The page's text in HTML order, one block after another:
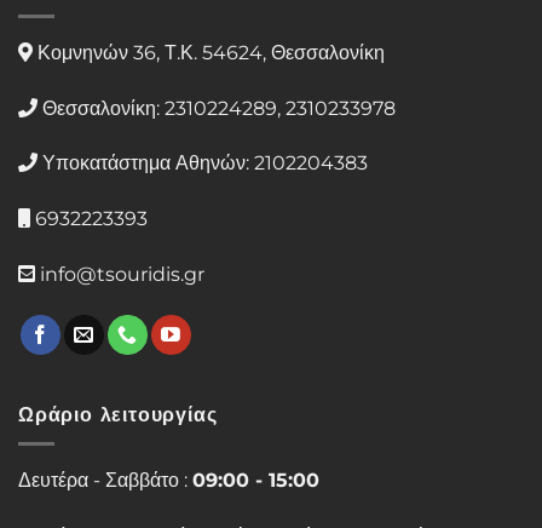
Κομνηνών 36, Τ.Κ. 54624, Θεσσαλονίκη
Θεσσαλονίκη: 2310224289, 2310233978
Υποκατάστημα Αθηνών: 2102204383
6932223393
info@tsouridis.gr
Ωράριο λειτουργίας
Δευτέρα - Σαββάτο : 09:00 - 15:00